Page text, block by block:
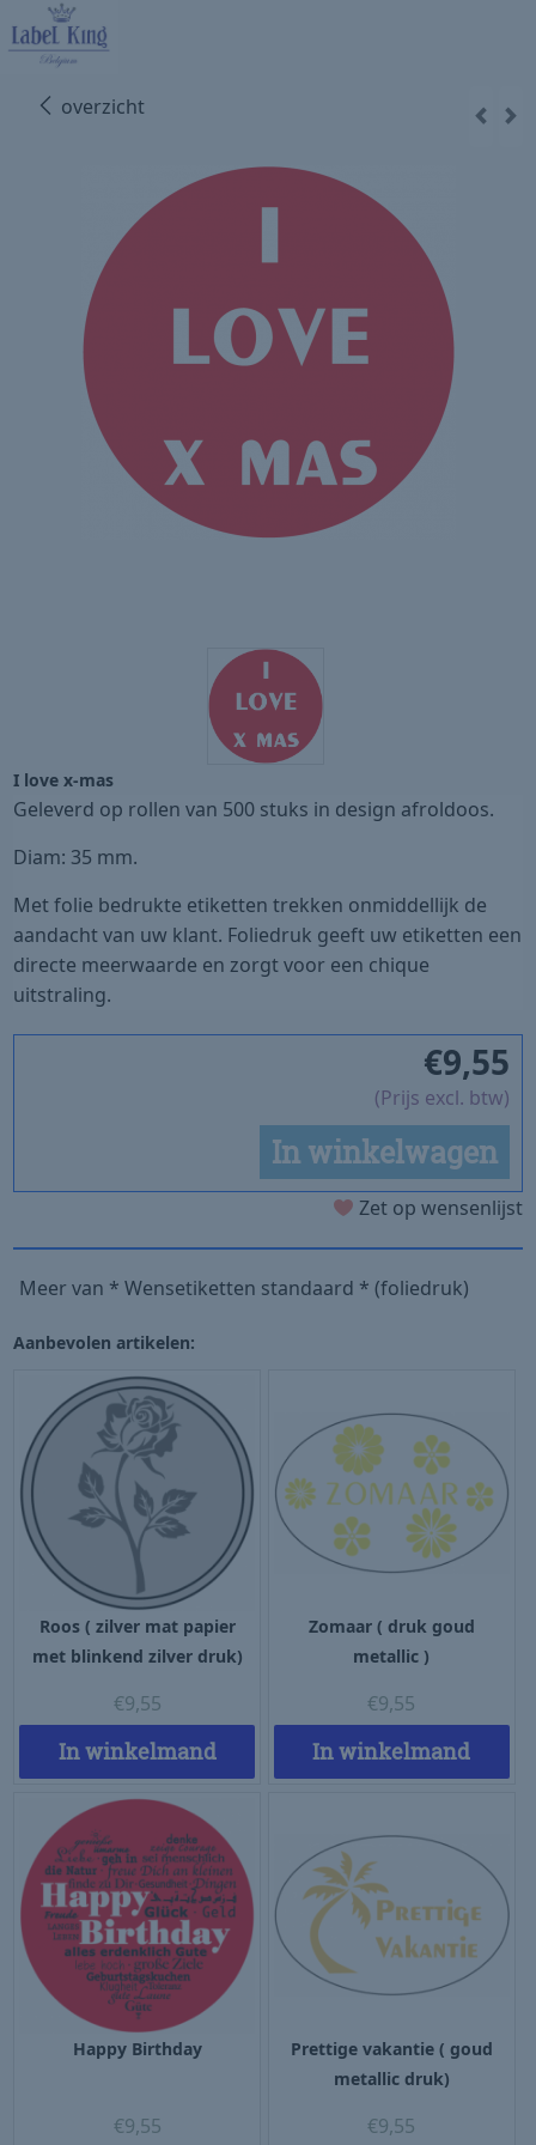
overzicht
I love x-mas
Geleverd op rollen van 500 stuks in design afroldoos.
Diam: 35 mm.
Met folie bedrukte etiketten trekken onmiddellijk de
aandacht van uw klant. Foliedruk geeft uw etiketten een
directe meerwaarde en zorgt voor een chique
uitstraling.
€9,55
(Prijs excl. btw)
In winkelwagen
Zet op wensenlijst
Meer van * Wensetiketten standaard * (foliedruk)
Aanbevolen artikelen:
Roos ( zilver mat papier
met blinkend zilver druk)
€9,55
In winkelmand
Zomaar ( druk goud
metallic )
€9,55
In winkelmand
Happy Birthday
€9,55
Prettige vakantie ( goud
metallic druk)
€9,55